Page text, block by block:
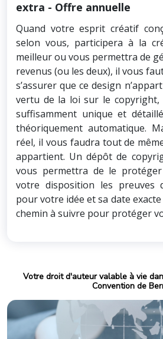
extra - Offre annuelle
Quand votre esprit créatif
selon vous, participera à la
meilleur ou vous permettra de
revenus (ou les deux), il vous
s’assurer que ce design
vertu de la loi sur le
suffisamment unique et
théoriquement automatique.
réel, il vous faudra tout de
appartient. Un dépôt de
vous permettra de le
votre disposition les preuves
pour votre idée et sa date exacte
chemin à suivre pour protéger
Votre droit d'auteur valable à vie
Convention de